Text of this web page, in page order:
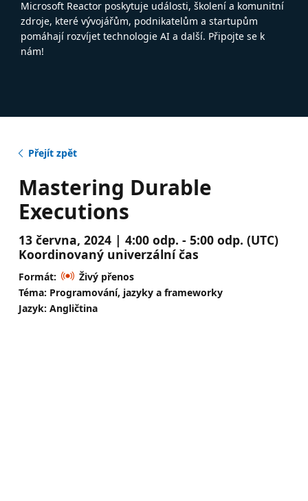
Microsoft Reactor poskytuje události, školení a komunitní
zdroje, které vývojářům, podnikatelům a startupům
pomáhají rozvíjet technologie AI a další. Připojte se k
nám!
Přejít zpět
Mastering Durable
Executions
13 června, 2024 | 4:00 odp. - 5:00 odp. (UTC)
Koordinovaný univerzální čas
Formát:
Živý přenos
Téma: Programování, jazyky a frameworky
Jazyk: Angličtina